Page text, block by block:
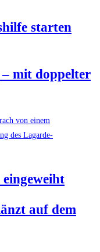
star­ten
mit dop­pel­ter
auf dem